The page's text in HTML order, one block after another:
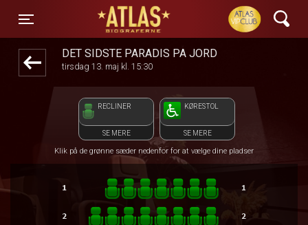
Toggle navigation
ATLAS Biograferne
DET SIDSTE PARADIS PÅ JORD
tirsdag 13. maj kl. 15:30
RECLINER
SE MERE
KØRESTOL
SE MERE
Klik på de grønne sæder nedenfor for at vælge dine pladser
front05-temp 112832